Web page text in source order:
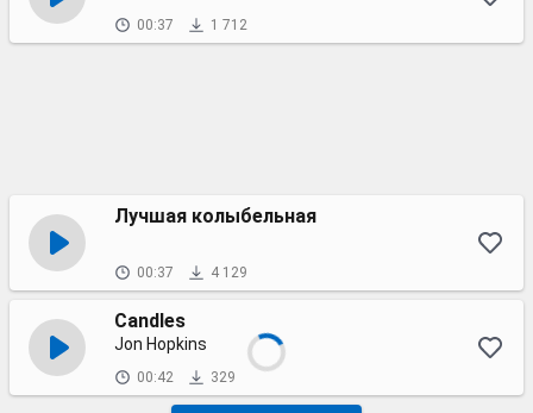
00:37 1 712
Лучшая колыбельная
00:37 4 129
Candles
Jon Hopkins
00:42 329